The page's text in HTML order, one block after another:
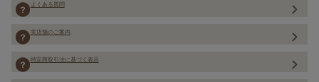
よくある質問
実店舗のご案内
特定商取引法に基づく表示